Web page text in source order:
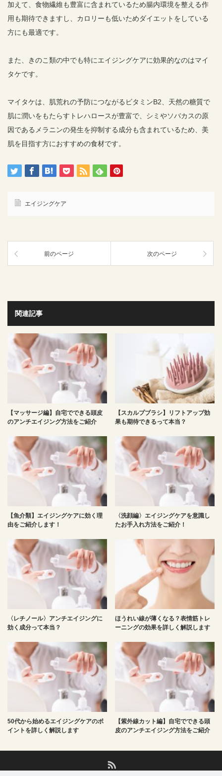
加えて、食物繊維も豊富に含まれているため腸内環境を整える作
用も期待できますし、カロリーも低いためダイエットをしている
方にも最適です。
また、きのこ類の中でも特にエイジングケアに効果的なのはマイ
タケです。
マイタケは、肌荒れの予防につながるビタミンB2、天然の糖質で
肌に潤いをもたらすトレハロースが豊富で、シミやソバカスの原
因であるメラニンの発生を抑制する成分も含まれているため、美
肌を目指す方におすすめの食材です。
エイジングケア
前のページ 次のページ
関連記事
【マッサージ編】自宅でできる頭皮
のアンチエイジング方法をご紹介
【スカルプブラシ】リフトアップ効
果も期待できるって本当？
【魚介類】エイジングケアに効く理
由をご紹介します！
〈洗顔編〉エイジングケアを意識し
たお手入れ方法をご紹介！
〈レチノール〉アンチエイジングに
効く成分って本当？
ほうれい線が薄くなる？表情筋トレ
ーニングの効果を詳しく解説します
50代から始めるエイジングケアのポ
イントを詳しく解説します
【紫外線カット編】自宅でできる頭
皮のアンチエイジング方法をご紹介